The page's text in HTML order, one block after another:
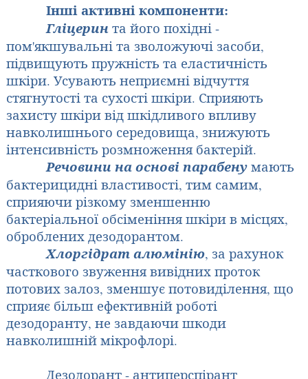
Інші активні компоненти:
Гліцеринта його похідні -
пом'якшувальні та зволожуючі засоби,
підвищують пружність та еластичність
шкіри. Усувають неприємні відчуття
стягнутості та сухості шкіри. Сприяють
захисту шкіри від шкідливого впливу
навколишнього середовища, знижують
інтенсивність розмноження бактерій.
Речовини на основі парабенумають
бактерицидні властивості, тим самим,
сприяючи різкому зменшенню
бактеріальної обсіменіння шкіри в місцях,
оброблених дезодорантом.
Хлоргідрат алюмінію, за рахунок
часткового звуження вивідних проток
потових залоз, зменшує потовиділення, що
сприяє більш ефективній роботі
дезодоранту, не завдаючи шкоди
навколишній мікрофлорі.
Дезодорант - антиперспірант